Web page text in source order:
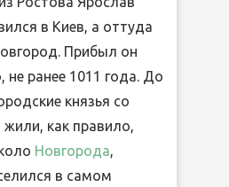
в Киев, а оттуда
Прибыл он
не ранее 1011 года. До
князья со
жили, как правило,
Новгорода,
в самом